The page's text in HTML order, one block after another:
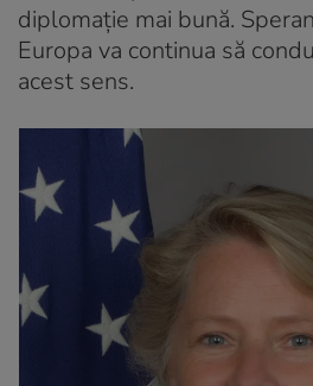
diplomație mai bună.
Europa va continua să
acest sens.